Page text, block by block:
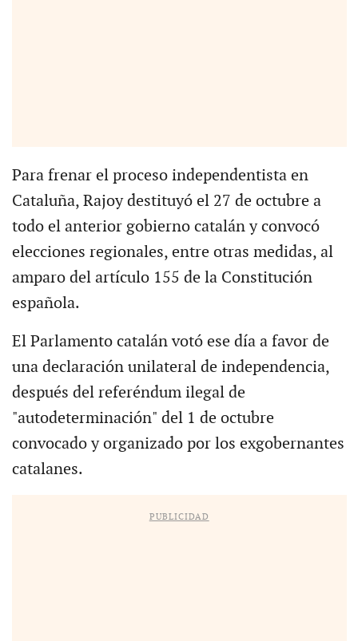
Para frenar el proceso independentista en
Cataluña, Rajoy destituyó el 27 de octubre a
todo el anterior gobierno catalán y convocó
elecciones regionales, entre otras medidas, al
amparo del artículo 155 de la Constitución
española.
El Parlamento catalán votó ese día a favor de
una declaración unilateral de independencia,
después del referéndum ilegal de
"autodeterminación" del 1 de octubre
convocado y organizado por los exgobernantes
catalanes.
PUBLICIDAD